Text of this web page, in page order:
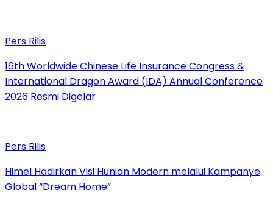
Pers Rilis
16th Worldwide Chinese Life Insurance Congress &
International Dragon Award (IDA) Annual Conference
2026 Resmi Digelar
Pers Rilis
Himel Hadirkan Visi Hunian Modern melalui Kampanye
Global “Dream Home”